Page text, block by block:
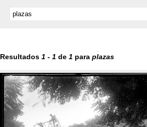
Resultados 1 - 1 de 1 para plazas